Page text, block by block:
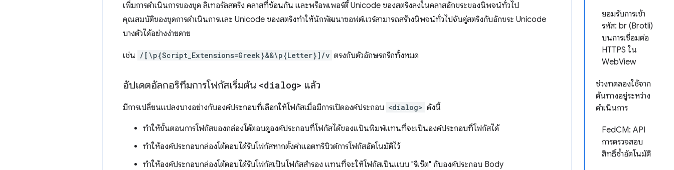
ยอมรับการเข้า
รหัส: br (Brotli)
บนการเชื่อมต่อ
HTTPS ใน
WebView
ช่วงทดลองใช้จาก
ต้นทางอยู่ระหว่าง
ดำเนินการ
FedCM: API
การตรวจสอบ
สิทธิ์ซ้ำอัตโนมัติ
เพิ่มการดำเนินการของชุด ลิเทอรัลสตริง คลาสที่ซ้อนกัน และพร็อพเพอร์ตี้ Unicode ของสตริงลงในคลาสอักขระของนิพจน์ทั่วไป
คุณสมบัติของชุดการดำเนินการและ Unicode ของสตริงทำให้นักพัฒนาซอฟต์แวร์สามารถสร้างนิพจน์ทั่วไปจับคู่สตริงกับอักขระ Unicode
บางตัวได้อย่างง่ายดาย
เช่น /[\p{Script_Extensions=Greek}&&\p{Letter}]/v ตรงกับตัวอักษรกรีกทั้งหมด
อัปเดตอัลกอริทึมการโฟกัสเริ่มต้น <dialog> แล้ว
มีการเปลี่ยนแปลงบางอย่างกับองค์ประกอบที่เลือกให้โฟกัสเมื่อมีการเปิดองค์ประกอบ <dialog> ดังนี้
ทำให้ขั้นตอนการโฟกัสของกล่องโต้ตอบดูองค์ประกอบที่โฟกัสได้ของแป้นพิมพ์แทนที่จะเป็นองค์ประกอบที่โฟกัสได้
ทำให้องค์ประกอบกล่องโต้ตอบได้รับโฟกัสหากตั้งค่าแอตทริบิวต์การโฟกัสอัตโนมัติไว้
ทำให้องค์ประกอบกล่องโต้ตอบได้รับโฟกัสเป็นโฟกัสสำรอง แทนที่จะให้โฟกัสเป็นแบบ "รีเซ็ต" กับองค์ประกอบ Body